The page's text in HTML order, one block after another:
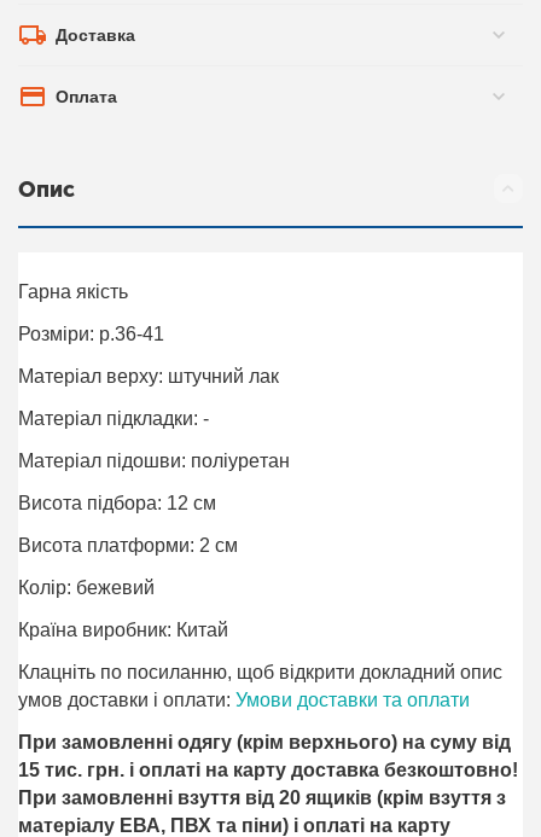
Доставка
Оплата
Опис
Гарна якість
Розміри: р.36-41
Матеріал верху: штучний лак
Матеріал підкладки: -
Матеріал підошви: поліурeтан
Висота підбора: 12 см
Висота платформи: 2 см
Колір: бежевий
Країна виробник: Китай
Клацніть по посиланню, щоб відкрити докладний опис
умов доставки і оплати:Умови доставки та оплати
При замовленні одягу (крім верхнього) на суму від
15 тис. грн. і оплаті на карту доставка безкоштовно!
При замовленні взуття від 20 ящиків (крім взуття з
матеріалу ЕВА, ПВХ та піни) і оплаті на карту